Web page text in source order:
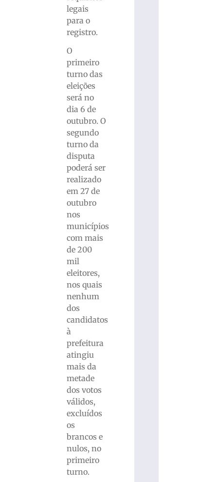
legais
para o
registro.
O
primeiro
turno das
eleições
será no
dia 6 de
outubro. O
segundo
turno da
disputa
poderá ser
realizado
em 27 de
outubro
nos
municípios
com mais
de 200
mil
eleitores,
nos quais
nenhum
dos
candidatos
à
prefeitura
atingiu
mais da
metade
dos votos
válidos,
excluídos
os
brancos e
nulos, no
primeiro
turno.